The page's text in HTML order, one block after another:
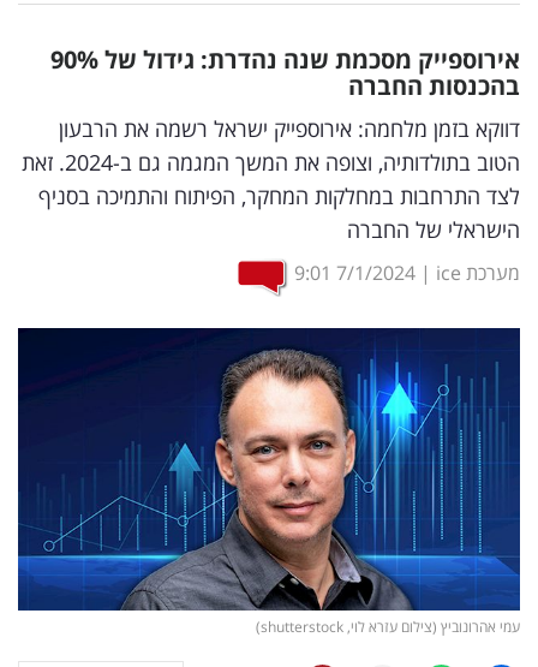
דיגיטל
וטק
שיווק
ופרסום
משפט
מדדים
ומחקרים
דעות
רכילות
עסקית
קריפטו
ויראלי
אירוספייק מסכמת שנה נהדרת: גידול של 90%
בהכנסות החברה
דווקא בזמן מלחמה: אירוספייק ישראל רשמה את הרבעון
הטוב בתולדותיה, וצופה את המשך המגמה גם ב-2024. זאת
לצד התרחבות במחלקות המחקר, הפיתוח והתמיכה בסניף
הישראלי של החברה
מערכת ice |
7/1/2024
9:01
עמי אהרונוביץ (צילום עזרא לוי, shutterstock)